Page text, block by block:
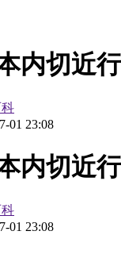
内切近
01 23:08
内切近
01 23:08